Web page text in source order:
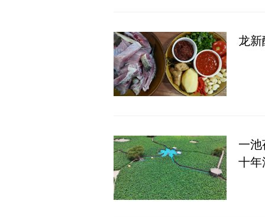
龙
一池荷香承匠
十年